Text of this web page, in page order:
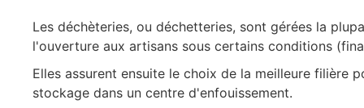
Les déchèteries, ou déchetteries, sont gérées la
l'ouverture aux artisans sous certains conditions
Elles assurent ensuite le choix de la meilleure filière
stockage dans un centre d'enfouissement.